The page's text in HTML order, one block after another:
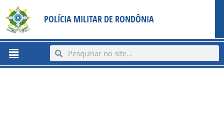
content
para
conteúdo
POLÍCIA MILITAR DE RONDÔNIA
Menu SearchSearch